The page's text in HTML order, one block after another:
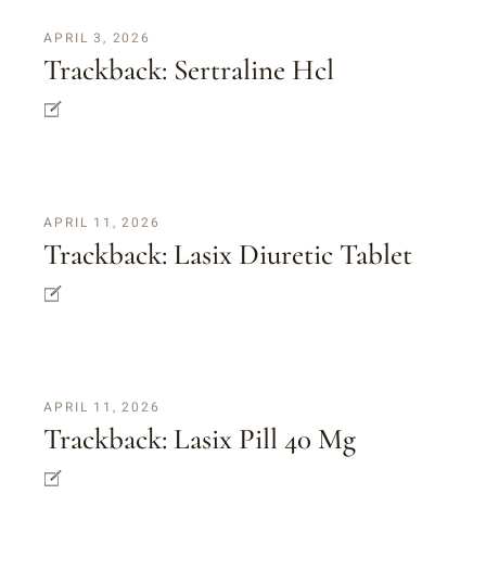
APRIL 3, 2026
Trackback: Sertraline Hcl
APRIL 11, 2026
Trackback: Lasix Diuretic Tablet
APRIL 11, 2026
Trackback: Lasix Pill 40 Mg